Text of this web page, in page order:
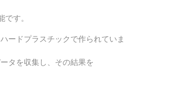
です。
ードプラスチックで作られていま
タを収集し、その結果を